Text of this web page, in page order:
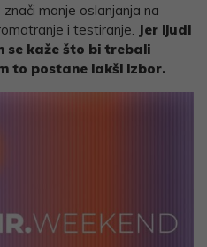
znači manje oslanjanja na
i testiranje. Jer ljudi
se kaže što bi trebali
to postane lakši izbor.